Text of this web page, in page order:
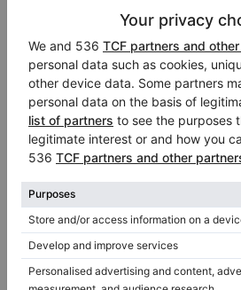
Hot
Usado, Bosendorfer, 290
Año: 1986 Longitud:114
pulgadas
País:Alemania
Ciudad:Oberthulba
Empresa
vertificado